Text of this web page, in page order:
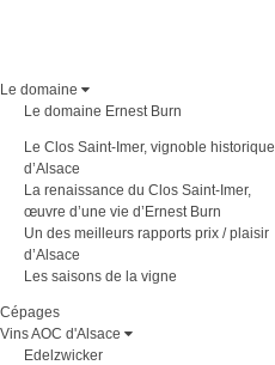
Le domaine
Le domaine Ernest Burn
Le Clos Saint-Imer, vignoble historique
d’Alsace
La renaissance du Clos Saint-Imer,
œuvre d’une vie d’Ernest Burn
Un des meilleurs rapports prix / plaisir
d’Alsace
Les saisons de la vigne
Cépages
Vins AOC d'Alsace
Edelzwicker